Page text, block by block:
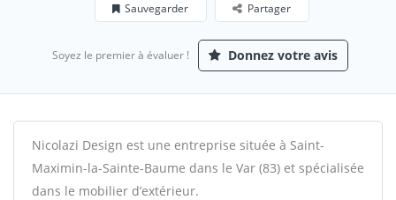
Sauvegarder Partager
Soyez le premier à évaluer ! Donnez votre avis
Nicolazi Design est une entreprise située à Saint-
Maximin-la-Sainte-Baume dans le Var (83) et spécialisée
dans le mobilier d’extérieur.